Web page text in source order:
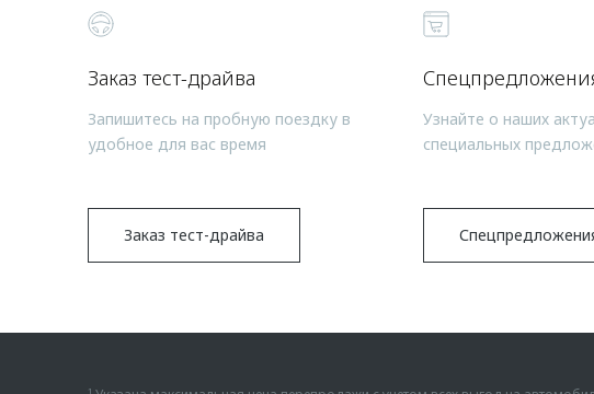
Заказ тест-драйва
Запишитесь на пробную поездку в
удобное для вас время
Заказ тест-драйва
Узнайте о наших
специальных